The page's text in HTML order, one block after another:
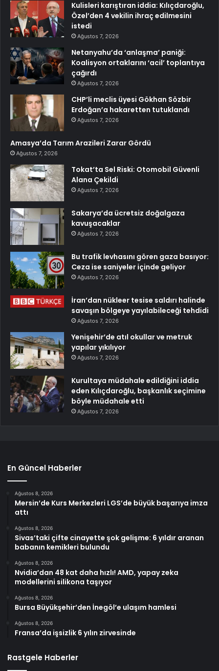
Kulisleri karıştıran iddia: Kılıçdaroğlu,
Özel’den 4 vekilin ihraç edilmesini
istedi
Ağustos 7, 2026
Netanyahu’da ‘anlaşma’ paniği:
Koalisyon ortaklarını ‘acil’ toplantıya
çağırdı
Ağustos 7, 2026
CHP’li meclis üyesi Gökhan Sözbir
Erdoğan’a hakaretten tutuklandı
Ağustos 7, 2026
Amasya’da Tarım Arazileri Zarar Gördü
Ağustos 7, 2026
Tokat’ta Sel Riski: Otomobil Güvenli
Alana Çekildi
Ağustos 7, 2026
Sakarya’da ücretsiz doğalgaza
kavuşacaklar
Ağustos 7, 2026
Bu trafik levhasını gören gaza basıyor:
Ceza ise saniyeler içinde geliyor
Ağustos 7, 2026
İran’dan nükleer tesise saldırı halinde
savaşın bölgeye yayılabileceği tehdidi
Ağustos 7, 2026
Yenişehir’de atıl okullar ve metruk
yapılar yıkılıyor
Ağustos 7, 2026
Kurultaya müdahale edildiğini iddia
eden Kılıçdaroğlu, başkanlık seçimine
böyle müdahale etti
Ağustos 7, 2026
En Güncel Haberler
Ağustos 8, 2026
Mersin’de Kurs Merkezleri LGS’de büyük başarıya imza
attı
Ağustos 8, 2026
Sivas’taki çifte cinayette şok gelişme: 6 yıldır aranan
babanın kemikleri bulundu
Ağustos 8, 2026
Nvidia’dan 48 kat daha hızlı! AMD, yapay zeka
modellerini silikona taşıyor
Ağustos 8, 2026
Bursa Büyükşehir’den İnegöl’e ulaşım hamlesi
Ağustos 8, 2026
Fransa’da işsizlik 6 yılın zirvesinde
Rastgele Haberler